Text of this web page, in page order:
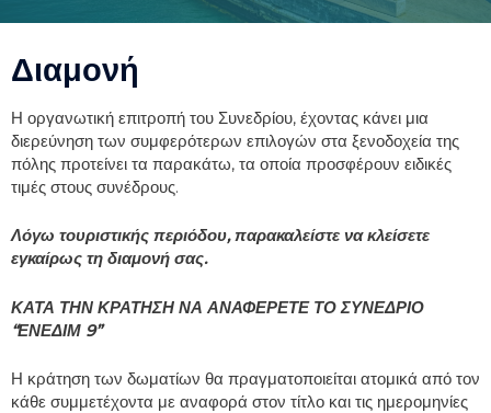
Διαμονή
Η οργανωτική επιτροπή του Συνεδρίου, έχοντας κάνει μια
διερεύνηση των συμφερότερων επιλογών στα ξενοδοχεία της
πόλης προτείνει τα παρακάτω, τα οποία προσφέρουν ειδικές
τιμές στους συνέδρους.
Λόγω τουριστικής περιόδου, παρακαλείστε να κλείσετε
εγκαίρως τη διαμονή σας.
ΚΑΤΑ ΤΗΝ ΚΡΑΤΗΣΗ ΝΑ ΑΝΑΦΕΡΕΤΕ ΤΟ ΣΥΝΕΔΡΙΟ
“ΕΝΕΔΙΜ 9”
Η κράτηση των δωματίων θα πραγματοποιείται ατομικά από τον
κάθε συμμετέχοντα με αναφορά στον τίτλο και τις ημερομηνίες